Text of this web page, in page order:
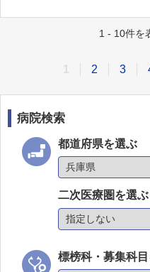
1 - 10件を
2 3
病院検索
都道府県を選ぶ
二次医療圏を選ぶ
標榜科・募集科